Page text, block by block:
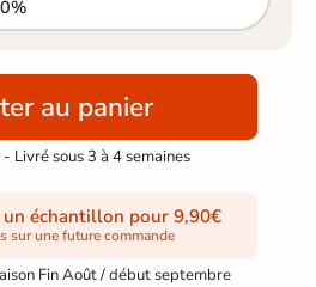
au panier
Livré sous 3 à 4 semaines
un échantillon pour 9,90€
sur une future commande
Fin Août / début septembre